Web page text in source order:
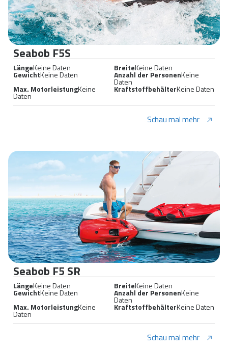
Seabob F5S
LängeKeine Daten BreiteKeine Daten
GewichtKeine Daten Anzahl der PersonenKeine
Daten
Max. MotorleistungKeine
Daten
KraftstoffbehälterKeine Daten
Schau mal mehr
Seabob F5 SR
LängeKeine Daten BreiteKeine Daten
GewichtKeine Daten Anzahl der PersonenKeine
Daten
Max. MotorleistungKeine
Daten
KraftstoffbehälterKeine Daten
Schau mal mehr